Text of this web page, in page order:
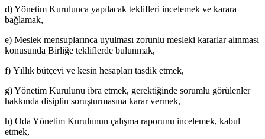
d) Yönetim Kurulunca yapılacak teklifleri incelemek ve karara
bağla­mak,
e) Meslek mensuplarınca uyulması zorunlu mesleki kararlar alınması
ko­nusunda Birliğe tekliflerde bulunmak,
f) Yıllık bütçeyi ve kesin hesapları tasdik etmek,
g) Yönetim Kurulunu ibra etmek, gerektiğinde sorumlu görülenler
hak­kında disiplin soruşturmasına karar vermek,
h) Oda Yönetim Kurulunun çalışma raporunu incelemek, kabul
etmek,